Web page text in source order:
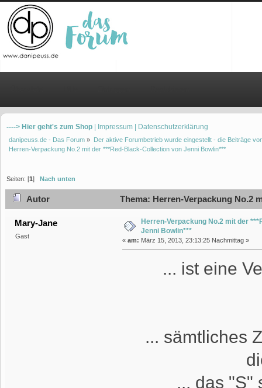
----> Hier geht's zum Shop | Impressum | Datenschutzerklärung
danipeuss.de - Das Forum » Der aktive Forumbetrieb wurde eingestellt - die Beiträge
Herren-Verpackung No.2 mit der ***Red-Black-Collection von Jenni Bowlin***
Seiten: [1] Nach unten
Autor Thema: Herren-Verpackung No.2
Mary-Jane
Gast
Herren-Verpackung No.2 mit der
Jenni Bowlin***
« am: März 15, 2013, 23:13:25 Nachmittag »
... ist eine
... sämtliches
... das "S"